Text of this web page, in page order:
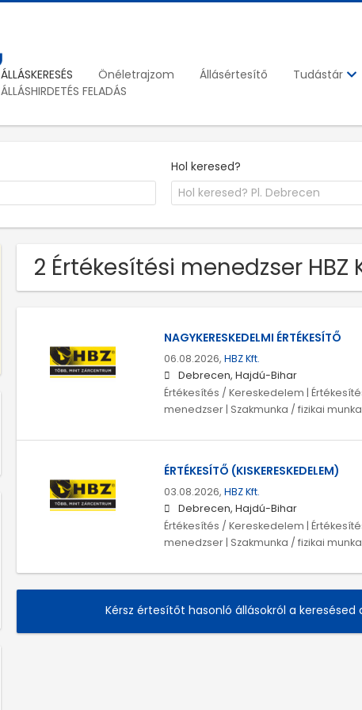
ÁLLÁSKERESÉS Önéletrajzom Állásértesítő Tudástár
ÁLLÁSHIRDETÉS FELADÁS
Hol keresed?
2 Értékesítési menedzser
NAGYKERESKEDELMI ÉRTÉKESÍTŐ
06.08.2026, HBZ Kft.
Debrecen, Hajdú-Bihar
Értékesítés / Kereskedelem |
menedzser | Szakmunka / fizikai
ÉRTÉKESÍTŐ (KISKERESKEDELEM)
03.08.2026, HBZ Kft.
Debrecen, Hajdú-Bihar
Értékesítés / Kereskedelem |
menedzser | Szakmunka / fizikai
Kérsz értesítőt hasonló állásokról a keresésed